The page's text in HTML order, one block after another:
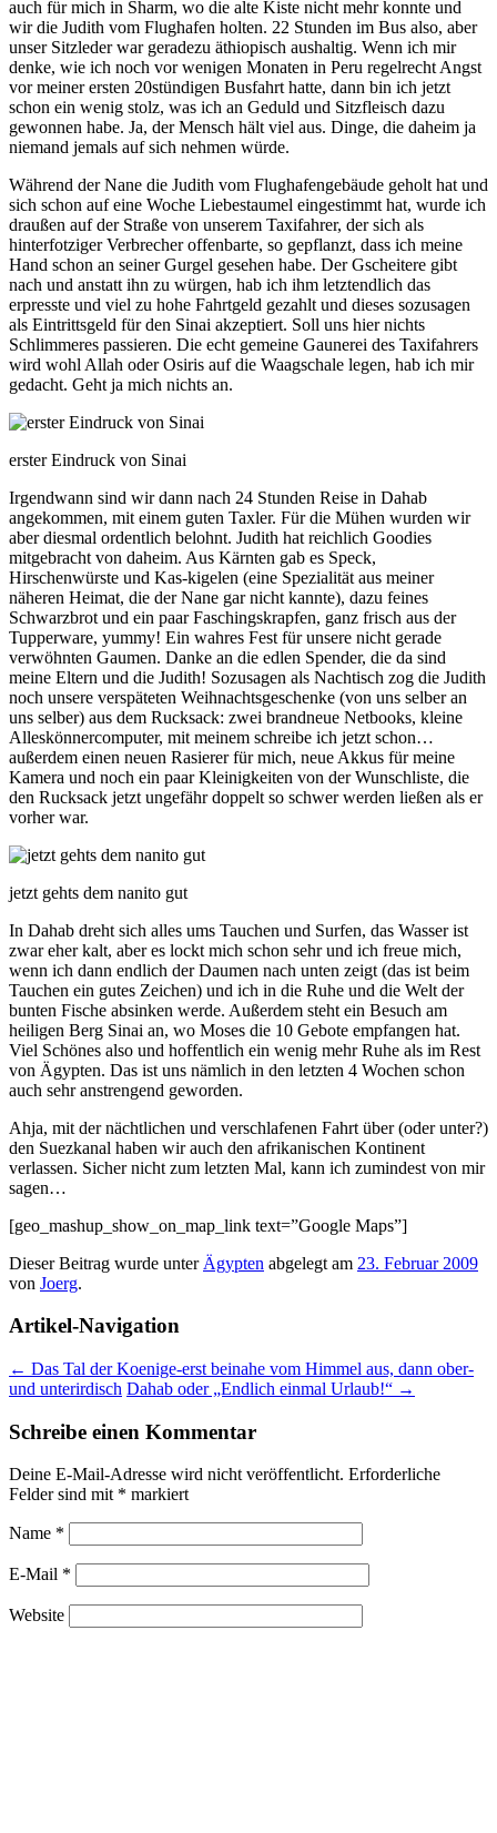
auch für mich in Sharm, wo die alte Kiste nicht mehr konnte und
wir die Judith vom Flughafen holten. 22 Stunden im Bus also, aber
unser Sitzleder war geradezu äthiopisch aushaltig. Wenn ich mir
denke, wie ich noch vor wenigen Monaten in Peru regelrecht Angst
vor meiner ersten 20stündigen Busfahrt hatte, dann bin ich jetzt
schon ein wenig stolz, was ich an Geduld und Sitzfleisch dazu
gewonnen habe. Ja, der Mensch hält viel aus. Dinge, die daheim ja
niemand jemals auf sich nehmen würde.
Während der Nane die Judith vom Flughafengebäude geholt hat und
sich schon auf eine Woche Liebestaumel eingestimmt hat, wurde ich
draußen auf der Straße von unserem Taxifahrer, der sich als
hinterfotziger Verbrecher offenbarte, so gepflanzt, dass ich meine
Hand schon an seiner Gurgel gesehen habe. Der Gscheitere gibt
nach und anstatt ihn zu würgen, hab ich ihm letztendlich das
erpresste und viel zu hohe Fahrtgeld gezahlt und dieses sozusagen
als Eintrittsgeld für den Sinai akzeptiert. Soll uns hier nichts
Schlimmeres passieren. Die echt gemeine Gaunerei des Taxifahrers
wird wohl Allah oder Osiris auf die Waagschale legen, hab ich mir
gedacht. Geht ja mich nichts an.
erster Eindruck von Sinai
Irgendwann sind wir dann nach 24 Stunden Reise in Dahab
angekommen, mit einem guten Taxler. Für die Mühen wurden wir
aber diesmal ordentlich belohnt. Judith hat reichlich Goodies
mitgebracht von daheim. Aus Kärnten gab es Speck,
Hirschenwürste und Kas-kigelen (eine Spezialität aus meiner
näheren Heimat, die der Nane gar nicht kannte), dazu feines
Schwarzbrot und ein paar Faschingskrapfen, ganz frisch aus der
Tupperware, yummy! Ein wahres Fest für unsere nicht gerade
verwöhnten Gaumen. Danke an die edlen Spender, die da sind
meine Eltern und die Judith! Sozusagen als Nachtisch zog die Judith
noch unsere verspäteten Weihnachtsgeschenke (von uns selber an
uns selber) aus dem Rucksack: zwei brandneue Netbooks, kleine
Alleskönnercomputer, mit meinem schreibe ich jetzt schon…
außerdem einen neuen Rasierer für mich, neue Akkus für meine
Kamera und noch ein paar Kleinigkeiten von der Wunschliste, die
den Rucksack jetzt ungefähr doppelt so schwer werden ließen als er
vorher war.
jetzt gehts dem nanito gut
In Dahab dreht sich alles ums Tauchen und Surfen, das Wasser ist
zwar eher kalt, aber es lockt mich schon sehr und ich freue mich,
wenn ich dann endlich der Daumen nach unten zeigt (das ist beim
Tauchen ein gutes Zeichen) und ich in die Ruhe und die Welt der
bunten Fische absinken werde. Außerdem steht ein Besuch am
heiligen Berg Sinai an, wo Moses die 10 Gebote empfangen hat.
Viel Schönes also und hoffentlich ein wenig mehr Ruhe als im Rest
von Ägypten. Das ist uns nämlich in den letzten 4 Wochen schon
auch sehr anstrengend geworden.
Ahja, mit der nächtlichen und verschlafenen Fahrt über (oder unter?)
den Suezkanal haben wir auch den afrikanischen Kontinent
verlassen. Sicher nicht zum letzten Mal, kann ich zumindest von mir
sagen…
[geo_mashup_show_on_map_link text=”Google Maps”]
Dieser Beitrag wurde unter Ägypten abgelegt am 23. Februar 2009
von Joerg.
Artikel-Navigation
← Das Tal der Koenige-erst beinahe vom Himmel aus, dann ober-
und unterirdisch Dahab oder „Endlich einmal Urlaub!“ →
Schreibe einen Kommentar
Deine E-Mail-Adresse wird nicht veröffentlicht. Erforderliche
Felder sind mit * markiert
Name *
E-Mail *
Website